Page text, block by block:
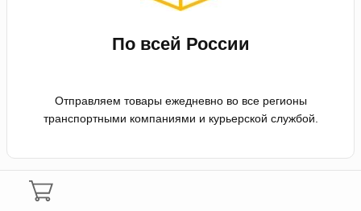
По всей России
Отправляем товары ежедневно во все регионы
транспортными компаниями и курьерской службой.